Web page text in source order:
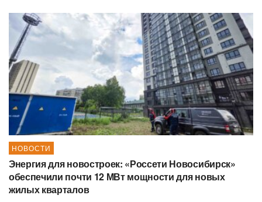
НОВОСТИ
Энергия для новостроек: «Россети Новосибирск»
обеспечили почти 12 МВт мощности для новых
жилых кварталов